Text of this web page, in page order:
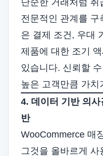
단순한 거래처럼
전문적인 관계를
은 결제 조건, 우대
제품에 대한 조기
있습니다. 신뢰할
높은 고객만큼 가치
4. 데이터 기반 의
반
WooCommerce 매
그것을 올바르게